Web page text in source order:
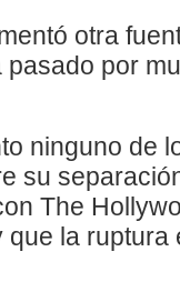
otra
por
ninguno de
su
The
la ruptura